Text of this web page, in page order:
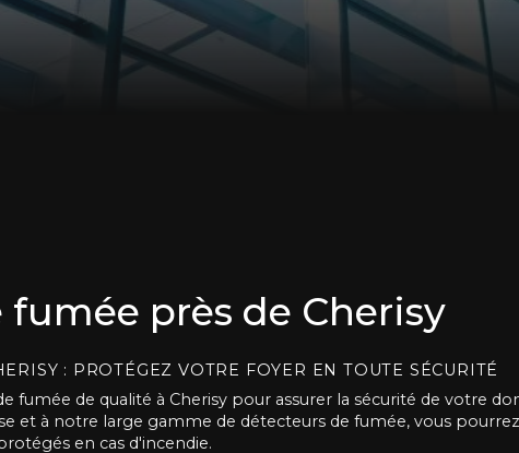
près de Cherisy
: PROTÉGEZ VOTRE FOYER EN TOUTE SÉCURITÉ
fumée de qualité à Cherisy pour assurer la sécurité de votre
et à notre large gamme de détecteurs de fumée, vous
en cas d'incendie.